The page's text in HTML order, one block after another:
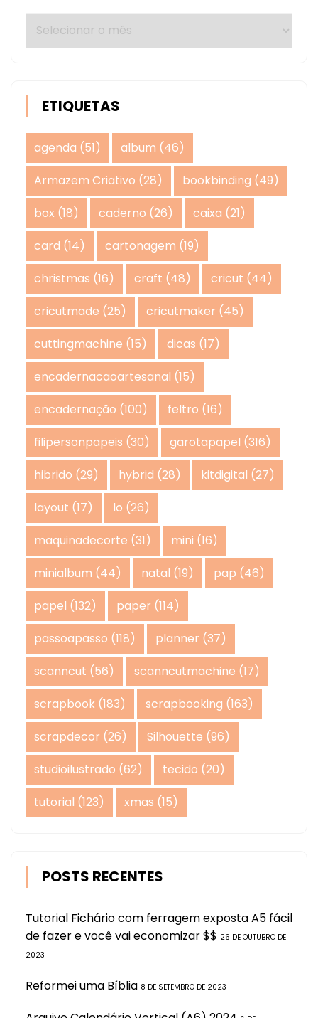
Arquivos
ETIQUETAS
agenda (51) album (46)
Armazem Criativo (28) bookbinding (49)
box (18) caderno (26) caixa (21)
card (14) cartonagem (19)
christmas (16) craft (48) cricut (44)
cricutmade (25) cricutmaker (45)
cuttingmachine (15) dicas (17)
encadernacaoartesanal (15)
encadernação (100) feltro (16)
filipersonpapeis (30) garotapapel (316)
hibrido (29) hybrid (28) kitdigital (27)
layout (17) lo (26)
maquinadecorte (31) mini (16)
minialbum (44) natal (19) pap (46)
papel (132) paper (114)
passoapasso (118) planner (37)
scanncut (56) scanncutmachine (17)
scrapbook (183) scrapbooking (163)
scrapdecor (26) Silhouette (96)
studioilustrado (62) tecido (20)
tutorial (123) xmas (15)
POSTS RECENTES
Tutorial Fichário com ferragem exposta A5 fácil
de fazer e você vai economizar $$ 26 DE OUTUBRO DE
2023
Reformei uma Bíblia 8 DE SETEMBRO DE 2023